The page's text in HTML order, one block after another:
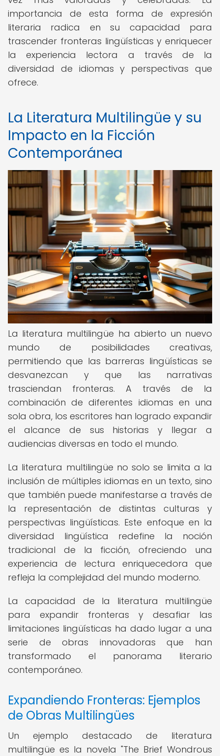
importancia de esta forma de expresión
literaria radica en su capacidad para
trascender fronteras lingüísticas y enriquecer
la experiencia lectora a través de la
diversidad de idiomas y perspectivas que
ofrece.
La Literatura Multilingüe y su
Impacto en la Ficción
Contemporánea
La literatura multilingüe ha abierto un nuevo
mundo de posibilidades creativas,
permitiendo que las barreras lingüísticas se
desvanezcan y que las narrativas
trasciendan fronteras. A través de la
combinación de diferentes idiomas en una
sola obra, los escritores han logrado expandir
el alcance de sus historias y llegar a
audiencias diversas en todo el mundo.
La literatura multilingüe no solo se limita a la
inclusión de múltiples idiomas en un texto, sino
que también puede manifestarse a través de
la representación de distintas culturas y
perspectivas lingüísticas. Este enfoque en la
diversidad lingüística redefine la noción
tradicional de la ficción, ofreciendo una
experiencia de lectura enriquecedora que
refleja la complejidad del mundo moderno.
La capacidad de la literatura multilingüe
para expandir fronteras y desafiar las
limitaciones lingüísticas ha dado lugar a una
serie de obras innovadoras que han
transformado el panorama literario
contemporáneo.
Expandiendo Fronteras: Ejemplos
de Obras Multilingües
Un ejemplo destacado de literatura
multilingüe es la novela "The Brief Wondrous